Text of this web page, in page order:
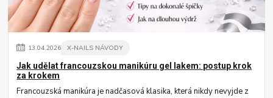
13.04.2026 X-NAILS NÁVODY
Jak udělat francouzskou manikúru gel lakem: postup krok
za krokem
Francouzská manikúra je nadčasová klasika, která nikdy nevyjde z